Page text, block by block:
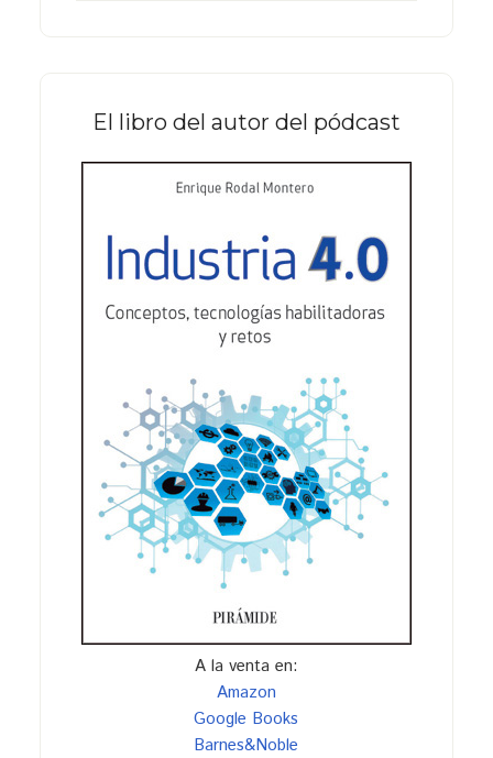
El libro del autor del pódcast
A la venta en:
Amazon
Google Books
Barnes&Noble